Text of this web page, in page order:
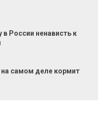
в России ненависть к
на самом деле кормит